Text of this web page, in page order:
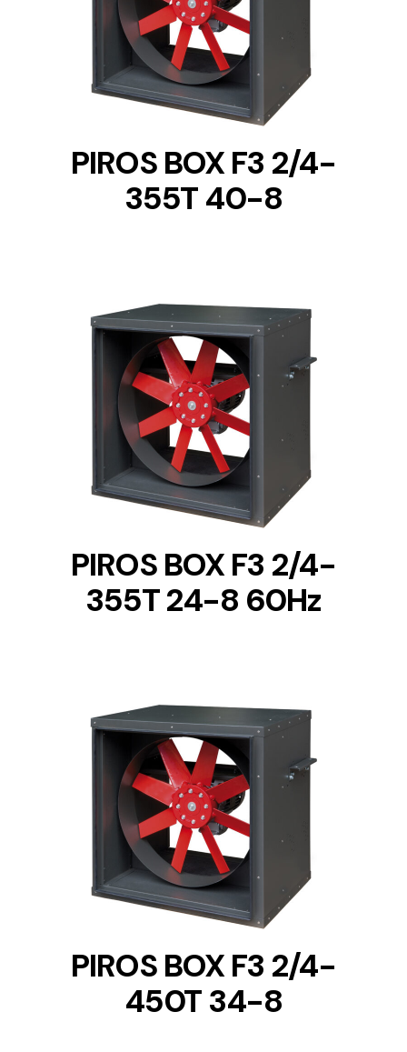
DETAILS
PIROS BOX F3 2/4-
355T 40-8
DETAILS
PIROS BOX F3 2/4-
355T 24-8 60Hz
DETAILS
PIROS BOX F3 2/4-
450T 34-8